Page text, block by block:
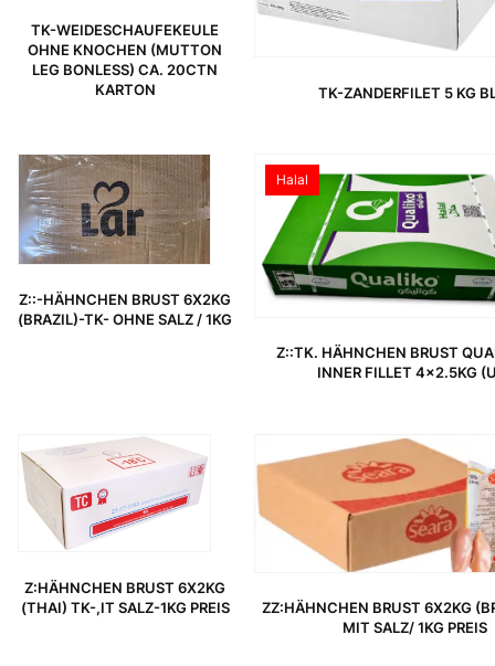
TK-WEIDESCHAUFEKEULE
OHNE KNOCHEN (MUTTON
LEG BONLESS) CA. 20CTN
KARTON
TK-ZANDERFILET 5 KG
Z::-HÄHNCHEN BRUST 6X2KG
(BRAZIL)-TK- OHNE SALZ / 1KG
Halal
Z::TK. HÄHNCHEN BRUST
INNER FILLET 4×2.5KG
Z:HÄHNCHEN BRUST 6X2KG
(THAI) TK-,IT SALZ-1KG PREIS
ZZ:HÄHNCHEN BRUST 6X2KG
MIT SALZ/ 1KG PREIS